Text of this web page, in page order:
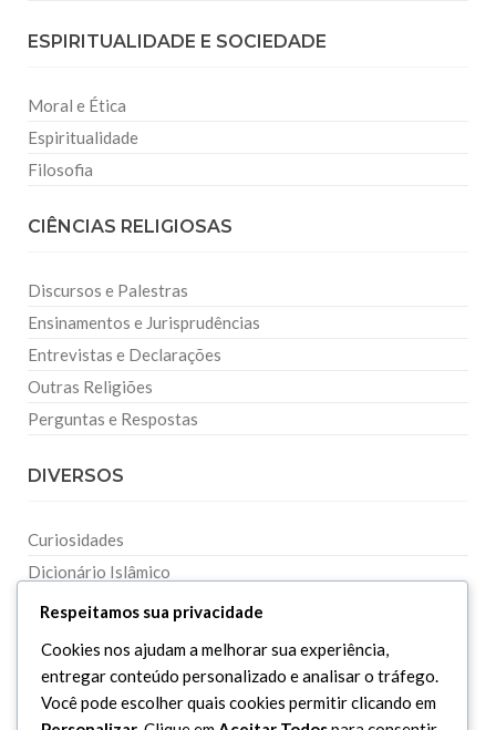
ESPIRITUALIDADE E SOCIEDADE
Moral e Ética
Espiritualidade
Filosofia
CIÊNCIAS RELIGIOSAS
Discursos e Palestras
Ensinamentos e Jurisprudências
Entrevistas e Declarações
Outras Religiões
Perguntas e Respostas
DIVERSOS
Curiosidades
Dicionário Islâmico
Downloads
Respeitamos sua privacidade
Cookies nos ajudam a melhorar sua experiência,
entregar conteúdo personalizado e analisar o tráfego.
Você pode escolher quais cookies permitir clicando em